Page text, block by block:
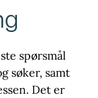
spørsmål
søker, samt
Det er